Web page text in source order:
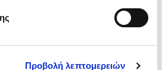
Προβολή λεπτομερειών